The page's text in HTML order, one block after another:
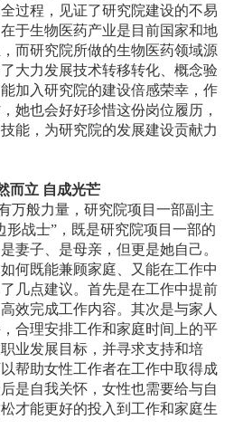
过程，见证了研究院建设的不易
于生物医药产业是目前国家和地
而研究院所做的生物医药领域源
大力发展技术转移转化、概念验
加入研究院的建设倍感荣幸，作
她也会好好珍惜这份岗位履历，
能，为研究院的发展建设贡献力
而立 自成光芒
万般力量，研究院项目一部副主
形战士”，既是研究院项目一部的
妻子、是母亲，但更是她自己。
何既能兼顾家庭、又能在工作中
几点建议。首先是在工作中提前
效完成工作内容。其次是与家人
合理安排工作和家庭时间上的平
业发展目标，并寻求支持和培
帮助女性工作者在工作中取得成
是自我关怀，女性也需要给与自
才能更好的投入到工作和家庭生